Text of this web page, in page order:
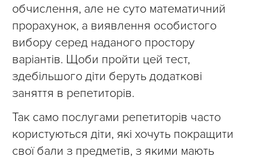
обчислення, але не суто математичний
прорахунок, а виявлення особистого
вибору серед наданого простору
варіантів. Щоби пройти цей тест,
здебільшого діти беруть додаткові
заняття в репетиторів.
Так само послугами репетиторів часто
користуються діти, які хочуть покращити
свої бали з предметів, з якими мають